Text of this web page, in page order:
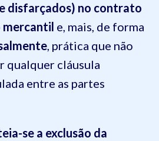
disfarçados) no contrato
mercantil e, mais, de forma
, prática que não
qualquer cláusula
entre as partes
se a exclusão da